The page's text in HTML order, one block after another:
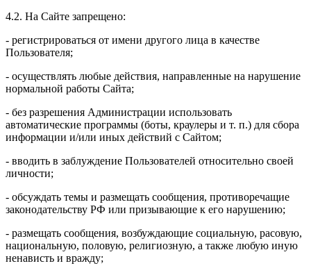
4.2. На Сайте запрещено:
- регистрироваться от имени другого лица в качестве
Пользователя;
- осуществлять любые действия, направленные на нарушение
нормальной работы Сайта;
- без разрешения Администрации использовать
автоматические программы (боты, краулеры и т. п.) для сбора
информации и/или иных действий с Сайтом;
- вводить в заблуждение Пользователей относительно своей
личности;
- обсуждать темы и размещать сообщения, противоречащие
законодательству РФ или призывающие к его нарушению;
- размещать сообщения, возбуждающие социальную, расовую,
национальную, половую, религиозную, а также любую иную
ненависть и вражду;